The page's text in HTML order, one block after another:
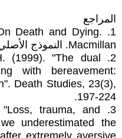
المراجع
Death and Dying.
Macmillan. النموذج الأصلي لمراحل الحزن الخمسة.
(1999). "The dual
with bereavement:
Death Studies, 23(3),
197-224.
"Loss, trauma, and
underestimated the